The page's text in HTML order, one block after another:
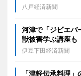
八戸経済新聞
河津で「ジビエ
獣被害学ぶ講座も
伊豆下田経済新聞
「津軽伝承料理